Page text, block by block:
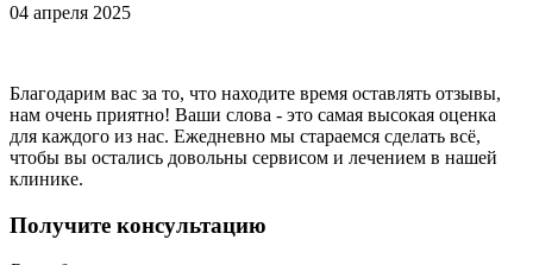
04 апреля 2025
Благодарим вас за то, что находите время оставлять отзывы,
нам очень приятно! Ваши слова - это самая высокая оценка
для каждого из нас. Ежедневно мы стараемся сделать всё,
чтобы вы остались довольны сервисом и лечением в нашей
клинике.
Получите консультацию